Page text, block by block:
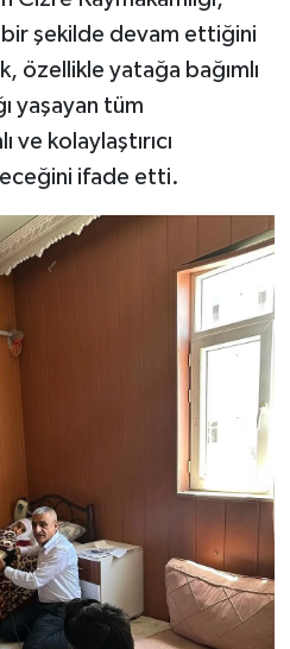
bir şekilde devam ettiğini
özellikle yatağa bağımlı
yaşayan tüm
ve kolaylaştırıcı
ifade etti.